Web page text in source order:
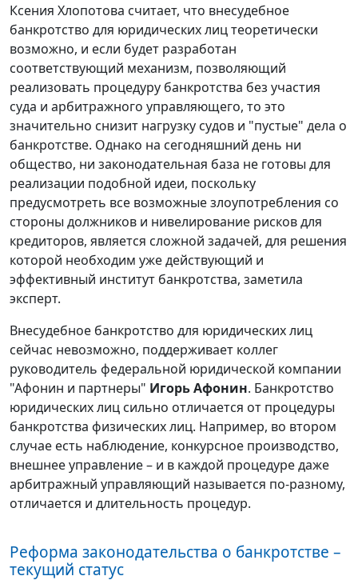
Ксения Хлопотова считает, что внесудебное
банкротство для юридических лиц теоретически
возможно, и если будет разработан
соответствующий механизм, позволяющий
реализовать процедуру банкротства без участия
суда и арбитражного управляющего, то это
значительно снизит нагрузку судов и "пустые" дела о
банкротстве. Однако на сегодняшний день ни
общество, ни законодательная база не готовы для
реализации подобной идеи, поскольку
предусмотреть все возможные злоупотребления со
стороны должников и нивелирование рисков для
кредиторов, является сложной задачей, для решения
которой необходим уже действующий и
эффективный институт банкротства, заметила
эксперт.
Внесудебное банкротство для юридических лиц
сейчас невозможно, поддерживает коллег
руководитель федеральной юридической компании
"Афонин и партнеры" Игорь Афонин. Банкротство
юридических лиц сильно отличается от процедуры
банкротства физических лиц. Например, во втором
случае есть наблюдение, конкурсное производство,
внешнее управление – и в каждой процедуре даже
арбитражный управляющий называется по-разному,
отличается и длительность процедур.
Реформа законодательства о банкротстве –
текущий статус